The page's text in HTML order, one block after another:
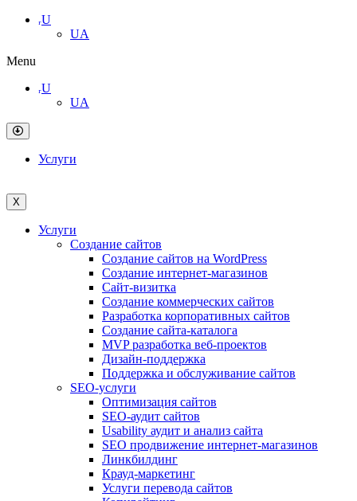
ᵣU
UA
Menu
ᵣU
UA
Услуги
X
Услуги
Создание сайтов
Создание сайтов на WordPress
Создание интернет-магазинов
Сайт-визитка
Создание коммерческих сайтов
Разработка корпоративных сайтов
Создание сайта-каталога
MVP разработка веб-проектов
Дизайн-поддержка
Поддержка и обслуживание сайтов
SEO-услуги
Оптимизация сайтов
SEO-аудит сайтов
Usability аудит и анализ сайта
SEO продвижение интернет-магазинов
Линкбилдинг
Крауд-маркетинг
Услуги перевода сайтов